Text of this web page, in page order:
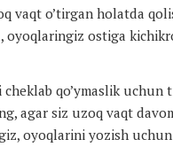
vaqt o’tirgan holatda
oyoqlaringiz ostiga
cheklab qo’ymaslik uchun
agar siz uzoq vaqt
oyoqlarini yozish